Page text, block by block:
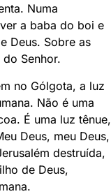
Numa
a baba do boi e
Deus. Sobre as
Senhor.
no Gólgota, a luz
Não é uma
É uma luz tênue,
Deus, meu Deus,
destruída,
de Deus,